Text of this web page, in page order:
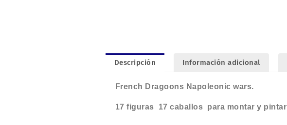
Descripción Información adicional
French Dragoons Napoleonic wars.
17 figuras 17 caballos para montar y pintar